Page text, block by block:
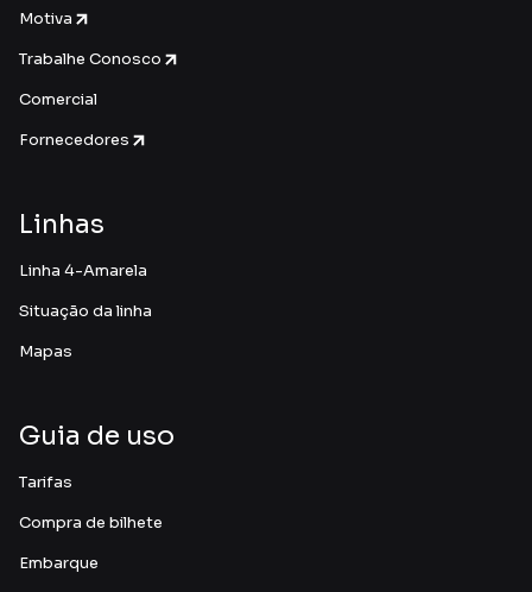
Motiva
Trabalhe Conosco
Comercial
Fornecedores
Linhas
Linha 4-Amarela
Situação da linha
Mapas
Guia de uso
Tarifas
Compra de bilhete
Embarque